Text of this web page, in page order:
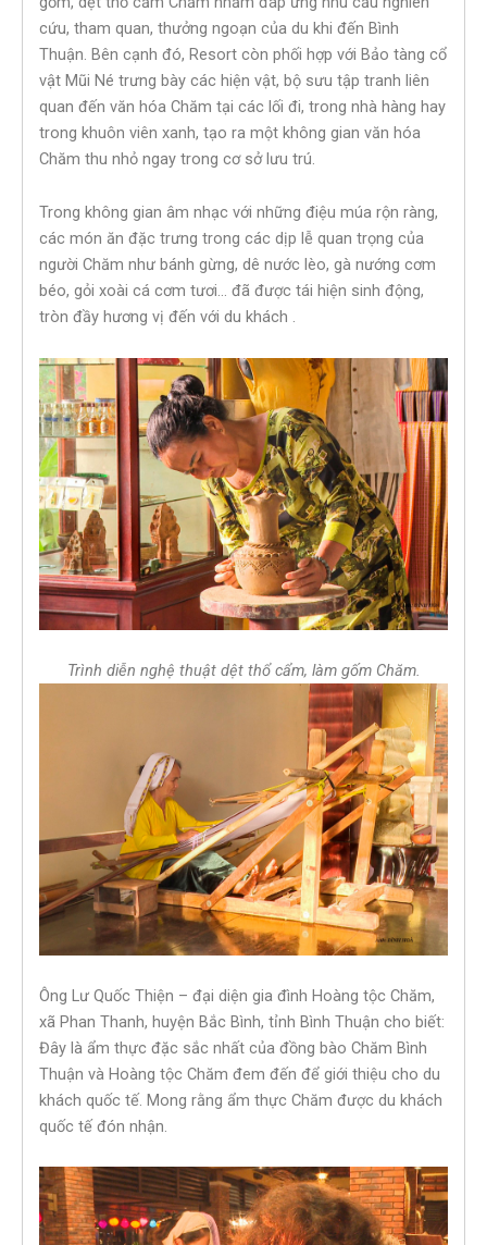
cứu, tham quan, thưởng ngoạn của du khi đến Bình
Thuận. Bên cạnh đó, Resort còn phối hợp với Bảo tàng cổ
vật Mũi Né trưng bày các hiện vật, bộ sưu tập tranh liên
quan đến văn hóa Chăm tại các lối đi, trong nhà hàng hay
trong khuôn viên xanh, tạo ra một không gian văn hóa
Chăm thu nhỏ ngay trong cơ sở lưu trú.
Trong không gian âm nhạc với những điệu múa rộn ràng,
các món ăn đặc trưng trong các dịp lễ quan trọng của
người Chăm như bánh gừng, dê nước lèo, gà nướng cơm
béo, gỏi xoài cá cơm tươi… đã được tái hiện sinh động,
tròn đầy hương vị đến với du khách .
Trình diễn nghệ thuật dệt thổ cẩm, làm gốm Chăm.
Ông Lư Quốc Thiện – đại diện gia đình Hoàng tộc Chăm,
xã Phan Thanh, huyện Bắc Bình, tỉnh Bình Thuận cho biết:
Đây là ẩm thực đặc sắc nhất của đồng bào Chăm Bình
Thuận và Hoàng tộc Chăm đem đến để giới thiệu cho du
khách quốc tế. Mong rằng ẩm thực Chăm được du khách
quốc tế đón nhận.